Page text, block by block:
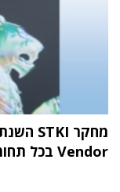
Vendor בכל תחומי שוק ה-IT